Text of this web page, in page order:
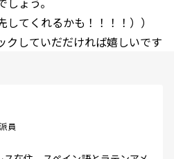
してくれるかも！！！！））
クしていだだければ嬉しいです
員